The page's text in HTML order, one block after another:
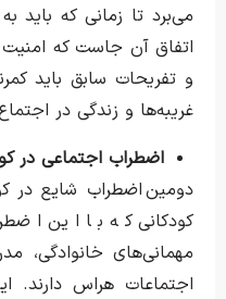
می‌برد تا زمانی‌ که
اتفاق آن جاست که
و تفریحات سابق باید
غریبه‌ها و زندگی در
اضطراب اجتماعی در
دومین اضطراب شایع در
کودکانی که با این
مهمانی‌های خانوادگی،
اجتماعات هراس دارند.